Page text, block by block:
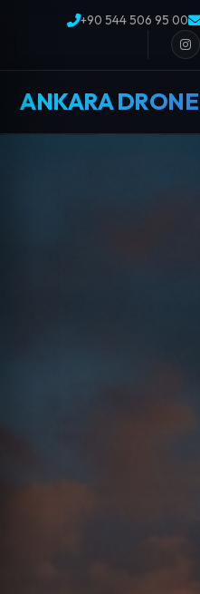
+90 544 506 95 00
ANKARA DRONE